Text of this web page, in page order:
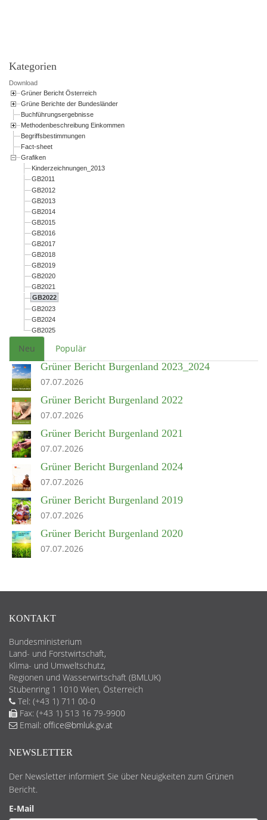
Kategorien
Download
Grüner Bericht Österreich
Grüne Berichte der Bundesländer
Buchführungsergebnisse
Methodenbeschreibung Einkommen
Begriffsbestimmungen
Fact-sheet
Grafiken
Kinderzeichnungen_2013
GB2011
GB2012
GB2013
GB2014
GB2015
GB2016
GB2017
GB2018
GB2019
GB2020
GB2021
GB2022
GB2023
GB2024
GB2025
Neu Populär
Grüner Bericht Burgenland 2023_2024
07.07.2026
Grüner Bericht Burgenland 2022
07.07.2026
Grüner Bericht Burgenland 2021
07.07.2026
Grüner Bericht Burgenland 2024
07.07.2026
Grüner Bericht Burgenland 2019
07.07.2026
Grüner Bericht Burgenland 2020
07.07.2026
KONTAKT
Bundesministerium
Land- und Forstwirtschaft,
Klima- und Umweltschutz,
Regionen und Wasserwirtschaft (BMLUK)
Stubenring 1 1010 Wien, Österreich
Tel: (+43 1) 711 00-0
Fax: (+43 1) 513 16 79-9900
Email: office@bmluk.gv.at
NEWSLETTER
Der Newsletter informiert Sie über Neuigkeiten zum Grünen
Bericht.
E-Mail